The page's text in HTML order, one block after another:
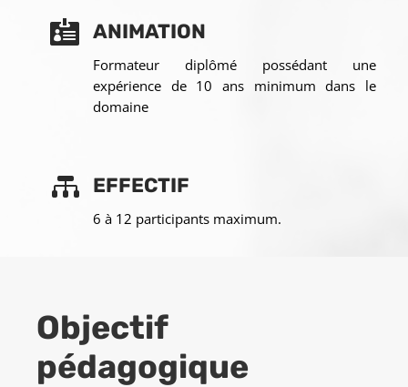
 ANIMATION
Formateur diplômé possédant une
expérience de 10 ans minimum dans le
domaine
 EFFECTIF
6 à 12 participants maximum.
Objectif
pédagogique